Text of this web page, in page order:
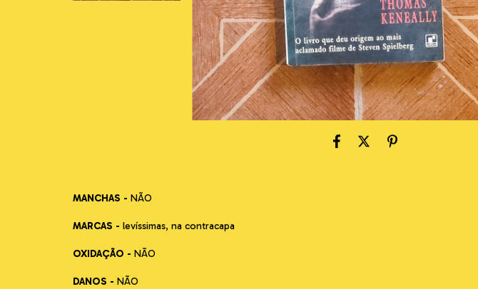
MANCHAS - NÃO
MARCAS - levíssimas, na contracapa
OXIDAÇÃO - NÃO
DANOS - NÃO